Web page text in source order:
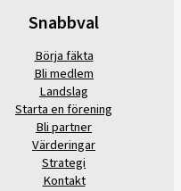
Snabbval
Börja fäkta
Bli medlem
Landslag
Starta en förening
Bli partner
Värderingar
Strategi
Kontakt